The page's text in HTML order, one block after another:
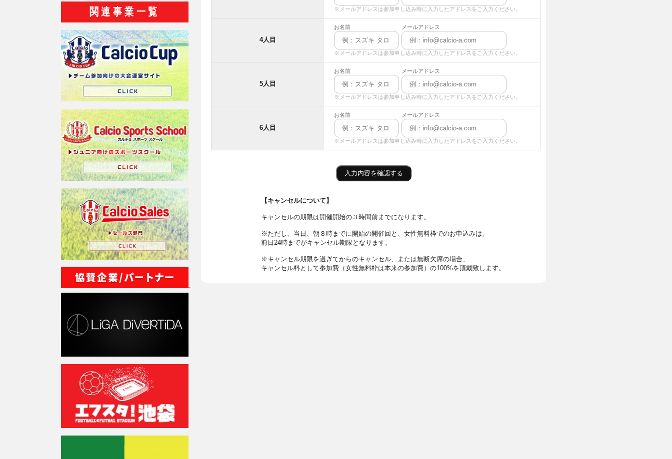
関連事業一覧 ※メールアドレスは参加申し込み時に入力したアドレスをご入力ください。
4人目
お名前 メールアドレス
※メールアドレスは参加申し込み時に入力したアドレスをご入力ください。
5人目
お名前 メールアドレス
※メールアドレスは参加申し込み時に入力したアドレスをご入力ください。
6人目
お名前 メールアドレス
※メールアドレスは参加申し込み時に入力したアドレスをご入力ください。
入力内容を確認する
【キャンセルについて】
キャンセルの期限は開催開始の３時間前までになります。
※ただし、当日、朝８時までに開始の開催回と、女性無料枠でのお申込みは、
前日24時までがキャンセル期限となります。
※キャンセル期限を過ぎてからのキャンセル、または無断欠席の場合、
キャンセル料として参加費（女性無料枠は本来の参加費）の100%を頂戴致します。